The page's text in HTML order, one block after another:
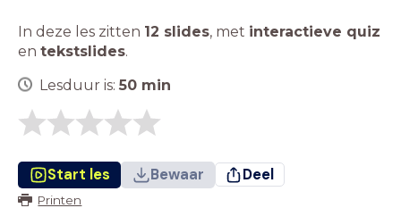
In deze les zitten 12 slides, met interactieve quiz
en tekstslides.
Lesduur is: 50 min
Start les Bewaar Deel
Printen